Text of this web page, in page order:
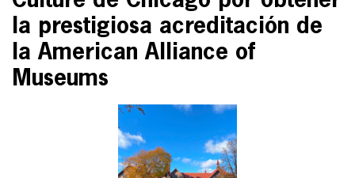
la prestigiosa acreditación de
la American Alliance of
Museums